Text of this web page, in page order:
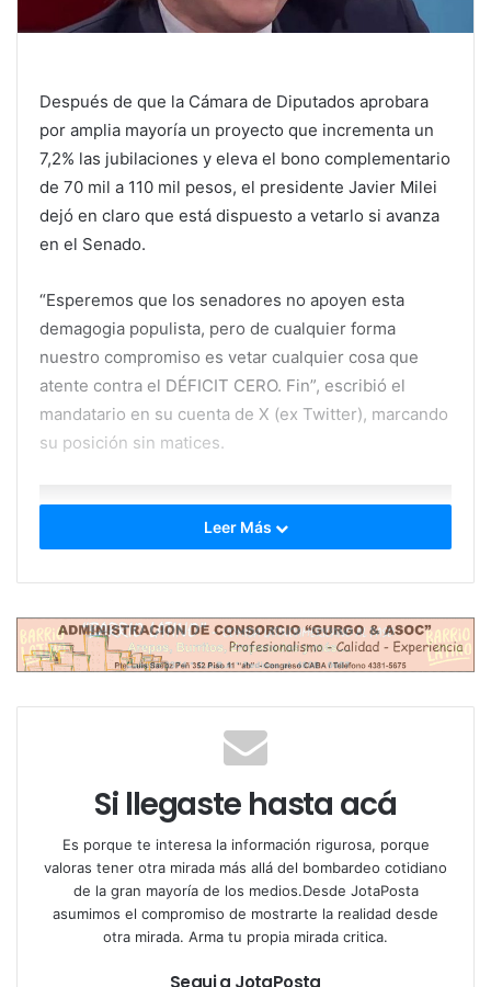
Después de que la Cámara de Diputados aprobara
por amplia mayoría un proyecto que incrementa un
7,2% las jubilaciones y eleva el bono complementario
de 70 mil a 110 mil pesos, el presidente Javier Milei
dejó en claro que está dispuesto a vetarlo si avanza
en el Senado.
“Esperemos que los senadores no apoyen esta
demagogia populista, pero de cualquier forma
nuestro compromiso es vetar cualquier cosa que
atente contra el DÉFICIT CERO. Fin”, escribió el
mandatario en su cuenta de X (ex Twitter), marcando
su posición sin matices.
Esperemos que los senadores
populista pero de cualquier
forma nuestro compromiso es
atente contra el DÉFICIT
— Javier Milei (@JMilei)June 5, 2025
El Ejecutivo ya había anticipado su rechazo. Este
miércoles, el vocero presidencial, Manuel Adorni, lo
reafirmó: “El Presidente de la Nación vetará todos y
Leer Más
Si llegaste hasta acá
Es porque te interesa la información rigurosa, porque
valoras tener otra mirada más allá del bombardeo cotidiano
de la gran mayoría de los medios.Desde JotaPosta
asumimos el compromiso de mostrarte la realidad desde
otra mirada. Arma tu propia mirada critica.
Segui a JotaPosta